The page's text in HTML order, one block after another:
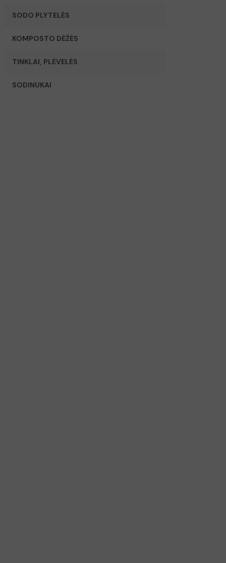
SODO PLYTELĖS
KOMPOSTO DĖŽĖS
TINKLAI, PLĖVELĖS
SODINUKAI